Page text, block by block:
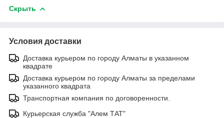
Скрыть
Условия доставки
Доставка курьером по городу Алматы в указанном
квадрате
Доставка курьером по городу Алматы за пределами
указанного квадрата
Транспортная компания по договоренности.
Курьерская служба "Алем ТАТ"